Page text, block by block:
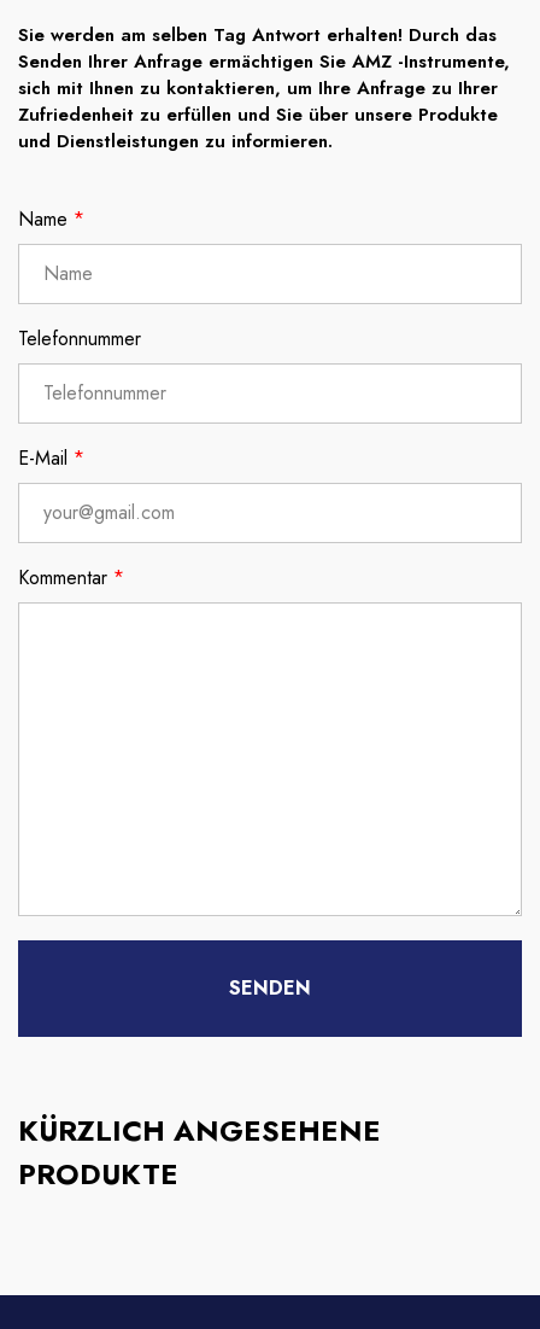
Sie werden am selben Tag Antwort erhalten! Durch das
Senden Ihrer Anfrage ermächtigen Sie AMZ -Instrumente,
sich mit Ihnen zu kontaktieren, um Ihre Anfrage zu Ihrer
Zufriedenheit zu erfüllen und Sie über unsere Produkte
und Dienstleistungen zu informieren.
Name *
Telefonnummer
E-Mail *
Kommentar *
KÜRZLICH ANGESEHENE
PRODUKTE